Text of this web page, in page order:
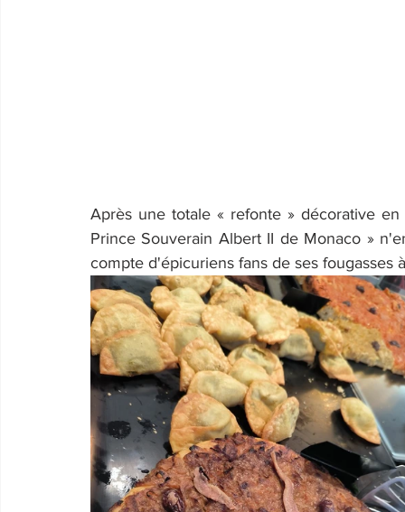
Après une totale « refonte » décorative
Prince Souverain Albert II de Monaco »
compte d'épicuriens fans de ses fougasses